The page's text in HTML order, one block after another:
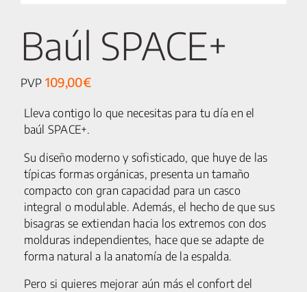
Baúl SPACE+
PVP 109,00€
Lleva contigo lo que necesitas para tu día en el
baúl SPACE+.
Su diseño moderno y sofisticado, que huye de las
típicas formas orgánicas, presenta un tamaño
compacto con gran capacidad para un casco
integral o modulable. Además, el hecho de que sus
bisagras se extiendan hacia los extremos con dos
molduras independientes, hace que se adapte de
forma natural a la anatomía de la espalda.
Pero si quieres mejorar aún más el confort del